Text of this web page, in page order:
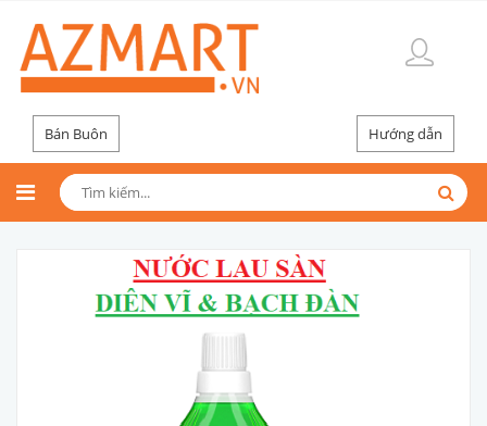
Bán Buôn Hướng dẫn